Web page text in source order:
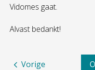
Vidomes gaat.
Alvast bedankt!
Vorige